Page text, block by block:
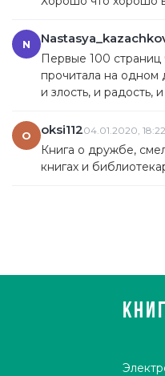
N
Первые 100 страниц
прочитала на
и злость, и радость,
O oksi11204.01.2020, 18:22
Книга о дружбе,
книгах и